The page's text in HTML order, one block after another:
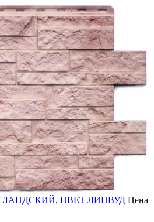
ЦВЕТ ЛИНВУД Цена